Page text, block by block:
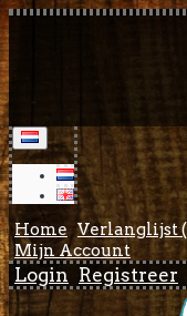
Home Verlanglijst (
Mijn Account
Login Registreer